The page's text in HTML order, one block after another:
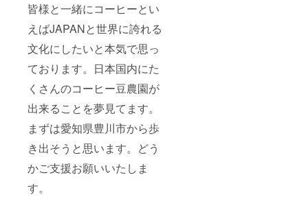
皆様と一緒にコーヒーとい
えばJAPANと世界に誇れる
文化にしたいと本気で思っ
ております。日本国内にた
くさんのコーヒー豆農園が
出来ることを夢見てます。
まずは愛知県豊川市から歩
き出そうと思います。どう
かご支援お願いいたしま
す。